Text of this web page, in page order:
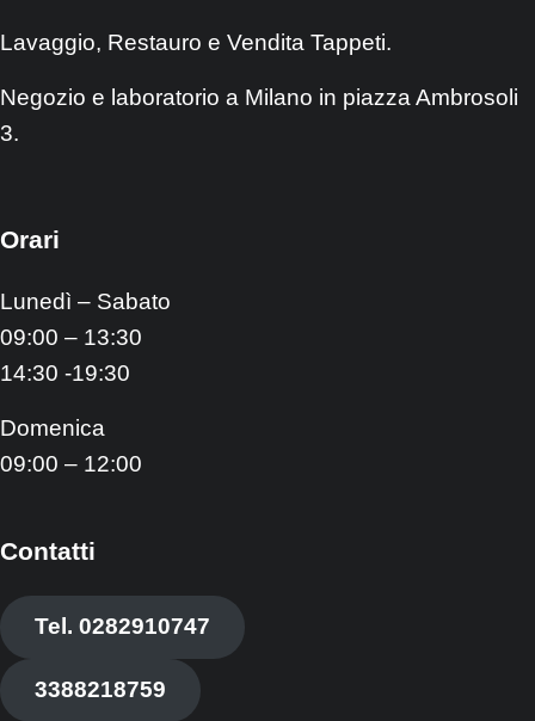
Lavaggio, Restauro e Vendita Tappeti.
Negozio e laboratorio a Milano in piazza Ambrosoli
3.
Orari
Lunedì – Sabato
09:00 – 13:30
14:30 -19:30
Domenica
09:00 – 12:00
Contatti
Tel. 0282910747
3388218759